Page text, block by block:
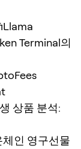
Terminal의
상품 분석:
체인 영구선물